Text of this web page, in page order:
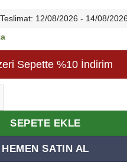
339,00₺.fiyat:
12/08/2026 - 14/08/2026
Sepette %10 İndirim
SEPETE EKLE
HEMEN SATIN AL